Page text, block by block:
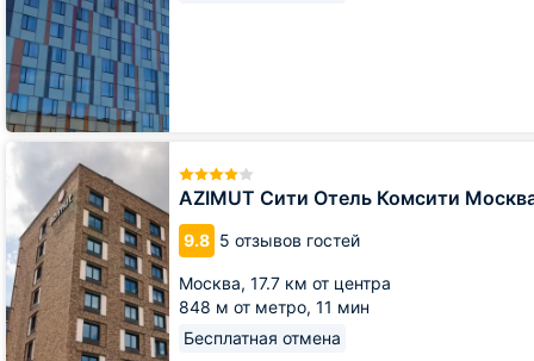
AZIMUT Сити Отель Комсити
9.8 5 отзывов гостей
Москва, 17.7 км от центра
848 м от метро, 11 мин
Бесплатная отмена
Отель
Комсити
Москва